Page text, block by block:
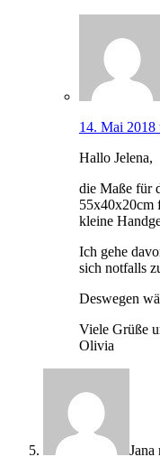
14. Mai 2018
Hallo Jelena,
die Maße für
55x40x20cm
kleine
Ich gehe
sich notfalls
Deswegen
Viele Grüße
Olivia
Jana